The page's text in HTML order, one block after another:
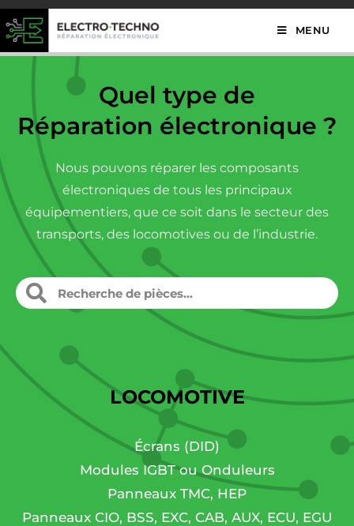
MENU
Quel type de
Réparation électronique ?
Nous pouvons réparer les composants
électroniques de tous les principaux
équipementiers, que ce soit dans le secteur des
transports, des locomotives ou de l’industrie.
LOCOMOTIVE
Écrans (DID)
Modules IGBT ou Onduleurs
Panneaux TMC, HEP
Panneaux CIO, BSS, EXC, CAB, AUX, ECU, EGU